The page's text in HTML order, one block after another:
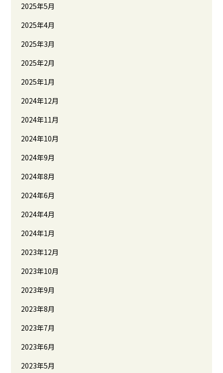
2025年5月
2025年4月
2025年3月
2025年2月
2025年1月
2024年12月
2024年11月
2024年10月
2024年9月
2024年8月
2024年6月
2024年4月
2024年1月
2023年12月
2023年10月
2023年9月
2023年8月
2023年7月
2023年6月
2023年5月